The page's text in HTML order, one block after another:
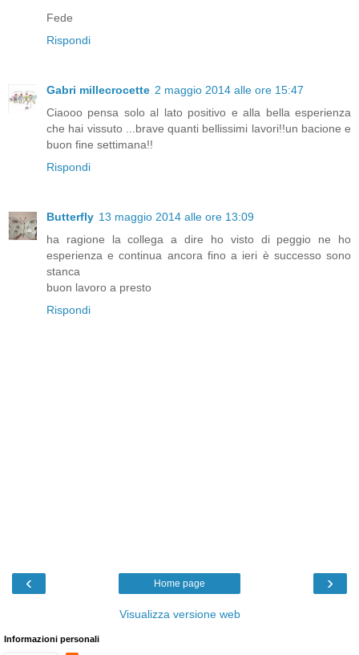
Fede
Rispondi
Gabri millecrocette 2 maggio 2014 alle ore 15:47
Ciaooo pensa solo al lato positivo e alla bella esperienza
che hai vissuto ...brave quanti bellissimi lavori!!un bacione e
buon fine settimana!!
Rispondi
Butterfly 13 maggio 2014 alle ore 13:09
ha ragione la collega a dire ho visto di peggio ne ho
esperienza e continua ancora fino a ieri è successo sono
stanca
buon lavoro a presto
Rispondi
‹ ›
Home page
Visualizza versione web
Informazioni personali